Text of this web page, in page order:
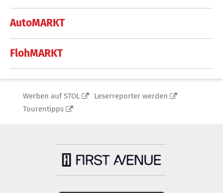
AutoMARKT
FlohMARKT
Werben auf STOL
Leserreporter werden
Tourentipps